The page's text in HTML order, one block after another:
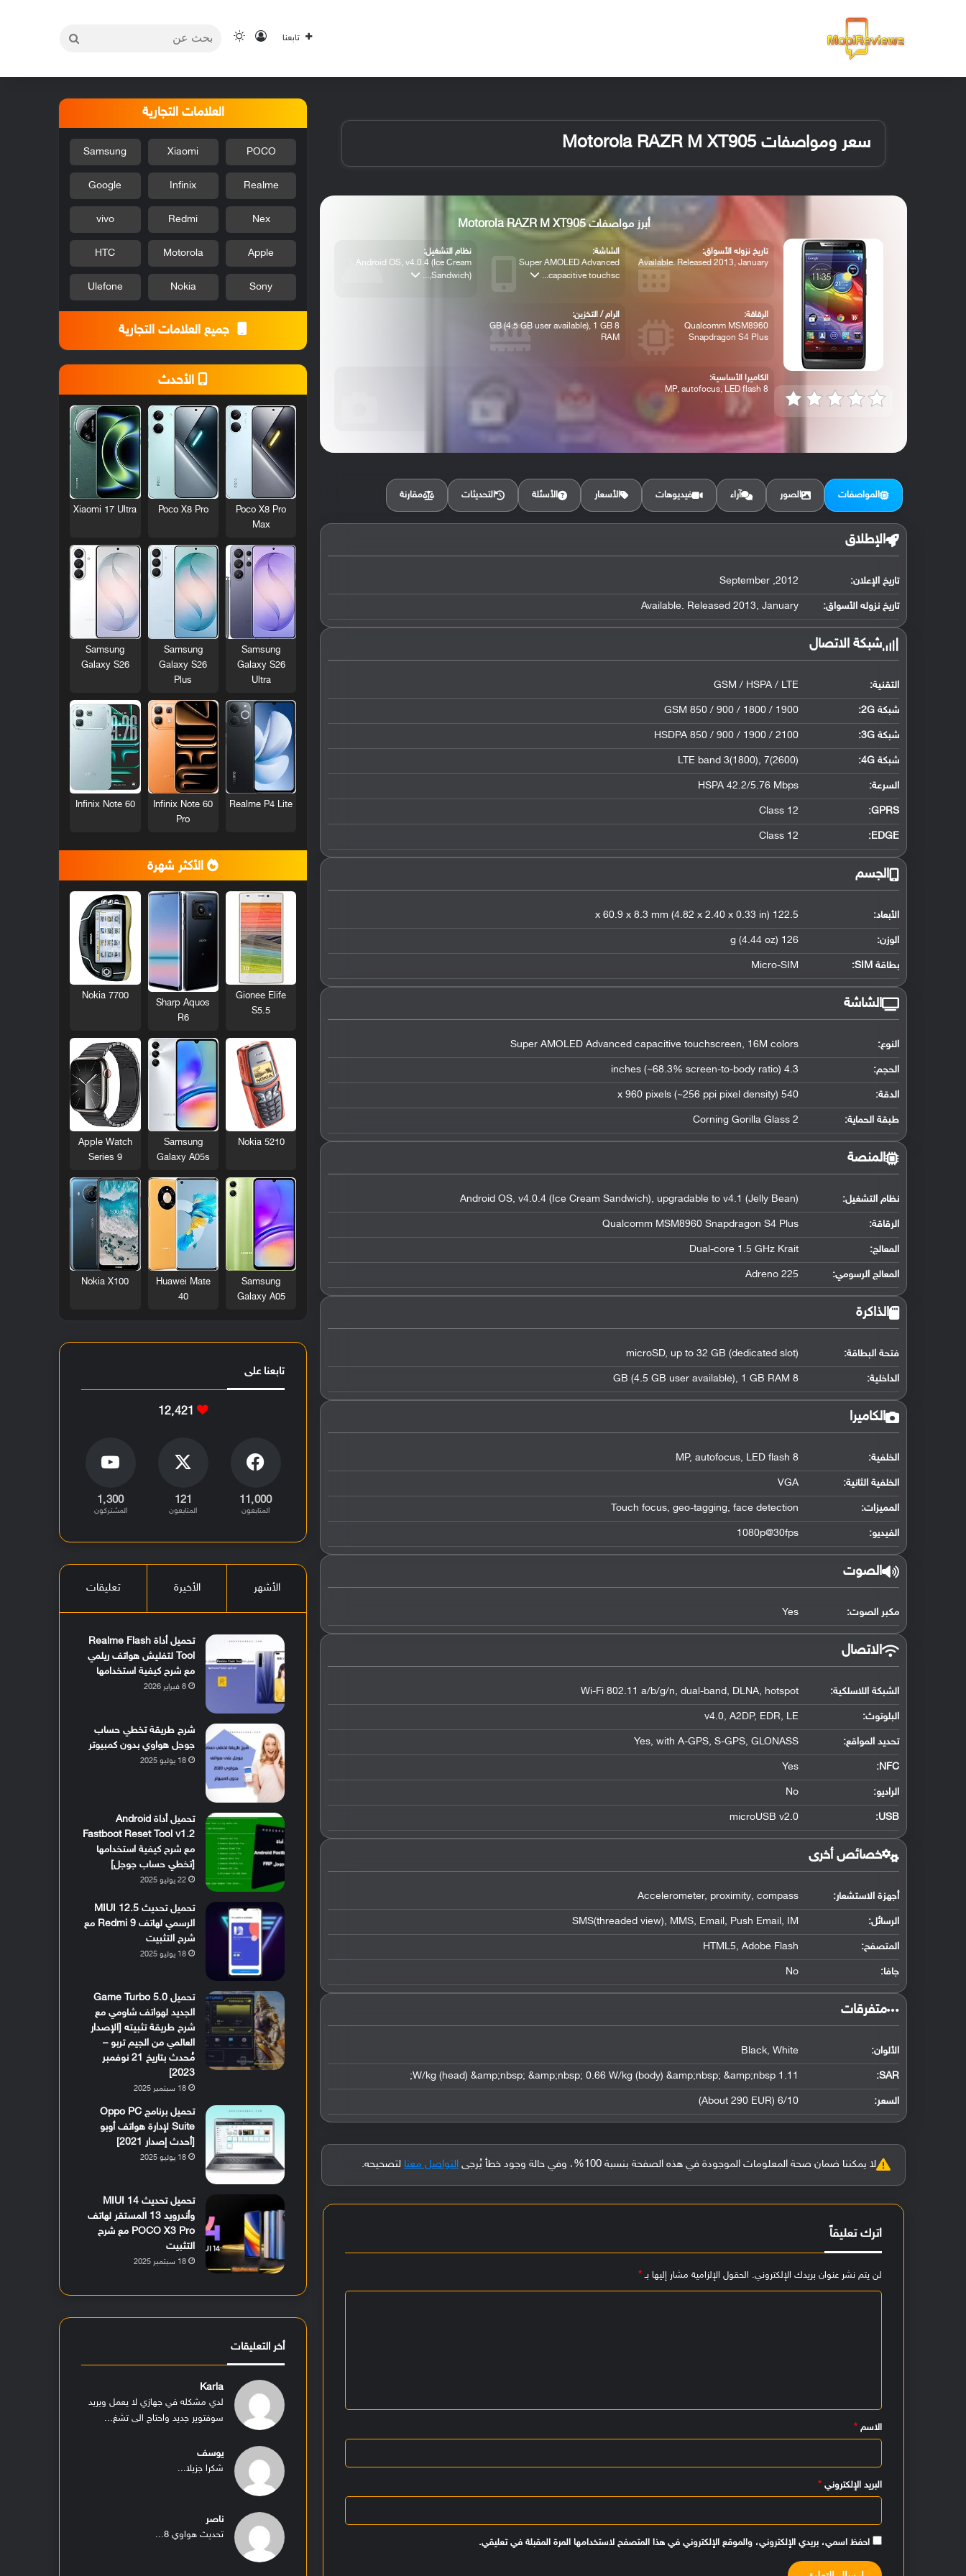
تابعنا تسجيل الدخول
الوضع المظلم
سعر ومواصفات Motorola RAZR M XT905
أبرز مواصفات Motorola RAZR M XT905
تاريخ نزوله الأسواق:
Available. Released 2013, January
الشاشة:
Super AMOLED Advanced
capacitive touchsc...
نظام التشغيل:
Android OS, v4.0.4 (Ice Cream
Sandwich),...
الرقاقة:
Qualcomm MSM8960
Snapdragon S4 Plus
الرام / التخزين:
8 GB (4.5 GB user available), 1 GB
RAM
الكاميرا الأساسية:
8 MP, autofocus, LED flash
المواصفات الصور آراء فيديوهات الأسعار الأسئلة التحديثات مقارنة
الإطلاق
تاريخ الإعلان: 2012, September
تاريخ نزوله الأسواق: Available. Released 2013, January
شبكة الاتصال
التقنية: GSM / HSPA / LTE
شبكة 2G: GSM 850 / 900 / 1800 / 1900
شبكة 3G :
HSDPA 850 / 900 / 1900 / 2100
شبكة 4G :
LTE band 3(1800), 7(2600)
السرعة: HSPA 42.2/5.76 Mbps
GPRS:
Class 12
EDGE:
Class 12
الجسم
الأبعاد: 122.5 x 60.9 x 8.3 mm (4.82 x 2.40 x 0.33 in)
الوزن: 126 g (4.44 oz)
بطاقة SIM: Micro-SIM
الشاشة
النوع: Super AMOLED Advanced capacitive touchscreen, 16M colors
الحجم: 4.3 inches (~68.3% screen-to-body ratio)
الدقة: 540 x 960 pixels (~256 ppi pixel density)
طبقة الحماية: Corning Gorilla Glass 2
المنصة
نظام التشغيل:
Android OS, v4.0.4 (Ice Cream Sandwich), upgradable to v4.1 (Jelly Bean)
الرقاقة:
Qualcomm MSM8960 Snapdragon S4 Plus
المعالج:
Dual-core 1.5 GHz Krait
المعالج الرسومي:
Adreno 225
الذاكرة
فتحة البطاقة: microSD, up to 32 GB (dedicated slot)
الداخلية: 8 GB (4.5 GB user available), 1 GB RAM
الكاميرا
الخلفية: 8 MP, autofocus, LED flash
الخلفية الثانية: VGA
المميزات: Touch focus, geo-tagging, face detection
الفيديو: 1080p@30fps
الصوت
مكبر الصوت: Yes
الاتصال
الشبكة اللاسلكية: Wi-Fi 802.11 a/b/g/n, dual-band, DLNA, hotspot
البلوتوث:
v4.0, A2DP, EDR, LE
تحديد المواقع:
Yes, with A-GPS, S-GPS, GLONASS
NFC
:
Yes
الراديو: No
USB
:
microUSB v2.0
خصائص أخرى
أجهزة الاستشعار: Accelerometer, proximity, compass
الرسائل: SMS(threaded view), MMS, Email, Push Email, IM
المتصفح: HTML5, Adobe Flash
جافا: No
‏متفرقات‏
الألوان: Black, White
SAR
:
1.11 W/kg (head) &amp;nbsp; &amp;nbsp; 0.66 W/kg (body) &amp;nbsp; &amp;nbsp;
السعر: 6/10 (About 290 EUR)
لا يمكننا ضمان صحة المعلومات الموجودة في هذه الصفحة بنسبة 100%، وفي حالة وجود خطأ يُرجى التواصل معنا لتصحيحه.
اترك تعليقاً
لن يتم نشر عنوان بريدك الإلكتروني. الحقول الإلزامية مشار إليها بـ*
الاسم*
البريد الإلكتروني*
احفظ اسمي، بريدي الإلكتروني، والموقع الإلكتروني في هذا المتصفح لاستخدامها المرة المقبلة في تعليقي.
العلامات التجارية
POCO
Xiaomi
Samsung
Realme
Infinix
Google
Nex
Redmi
vivo
Apple
Motorola
HTC
Sony
Nokia
Ulefone
جميع العلامات التجارية
الأحدث
Poco X8 Pro
Max
Poco X8 Pro
Xiaomi 17 Ultra
Samsung
Galaxy S26
Ultra
Samsung
Galaxy S26
Plus
Samsung
Galaxy S26
Realme P4 Lite
Infinix Note 60
Pro
Infinix Note 60
الأكثر شهرة
Gionee Elife
S5.5
Sharp Aquos
R6
Nokia 7700
Nokia 5210
Samsung
Galaxy A05s
Apple Watch
Series 9
Samsung
Galaxy A05
Huawei Mate
40
Nokia X100
تابعنا على
12٬421
11٬000
المتابعون
121
المتابعون
1٬300
المشتركون
الأشهر الأخيرة تعليقات
تحميل أداة Realme Flash
Tool لتفليش هواتف ريلمي
مع شرح كيفية استخدامها
8 فبراير 2026
شرح طريقة تخطي حساب
جوجل هواوي بدون كمبيوتر
18 يوليو 2025
تحميل أداة Android
Fastboot Reset Tool v1.2
مع شرح كيفية استخدامها
[تخطي حساب جوجل]
22 يوليو 2025
تحميل تحديث MIUI 12.5
الرسمي لهاتف Redmi 9 مع
شرح التثبيت
18 يوليو 2025
تحميل Game Turbo 5.0
الجديد لهواتف شاومي مع
شرح طريقة تثبيته [الإصدار
العالمي من الجيم تربو –
مُحدث بتاريخ 21 نوفمبر
2023]
18 سبتمبر 2025
تحميل برنامج Oppo PC
Suite لإدارة هواتف أوبو
[أحدث إصدار 2021]
18 يوليو 2025
تحميل تحديث MIUI 14
وأندرويد 13 المستقر لهاتف
POCO X3 Pro مع شرح
التثبيت
18 سبتمبر 2025
أخر التعليقات
Karla
لدي مشكله في جهازي لا يعمل ويريد
سوفتوير جديد واحتاج الى تشغ...
يوسف
شكرا جزيلا...
ناصر
تحديث هواوي 8...